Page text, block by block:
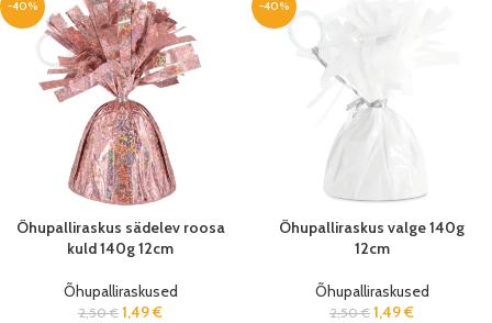
-40%
Õhupalliraskus sädelev roosa
kuld 140g 12cm
Õhupalliraskused
2,50€ 1,49€
-40%
Õhupalliraskus valge 140g
12cm
Õhupalliraskused
2,50€ 1,49€